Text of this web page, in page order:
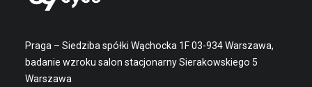
Praga – Siedziba spółki Wąchocka 1F 03-934 Warszawa,
badanie wzroku salon stacjonarny Sierakowskiego 5
Warszawa